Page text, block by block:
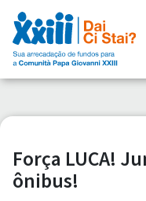
Força LUCA!
ônibus!